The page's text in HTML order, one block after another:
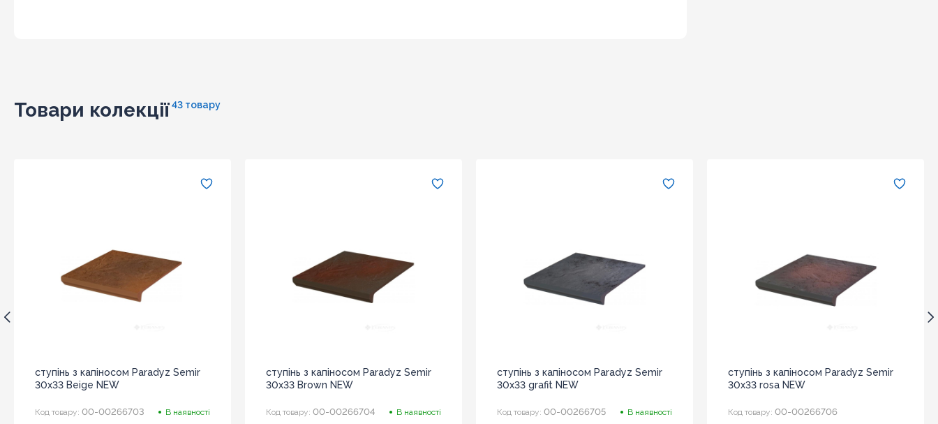
Товари колекції 43 товару
ступінь з капіносом Paradyz Semir
30x33 Beige NEW
Код товару: 00-00266703 В наявності
ступінь з капіносом Paradyz Semir
30x33 Brown NEW
Код товару: 00-00266704 В наявності
ступінь з капіносом Paradyz Semir
30x33 grafit NEW
Код товару: 00-00266705 В наявності
ступінь з капіносом Paradyz Semir
30x33 rosa NEW
Код товару: 00-00266706